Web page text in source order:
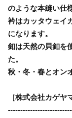
のような本縫い仕
衿はカッタウェイ
になります。
釦は天然の貝釦を
た。
秋・冬・春とオン
［株式会社カゲヤ